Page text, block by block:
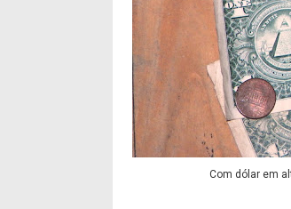
Com dólar em